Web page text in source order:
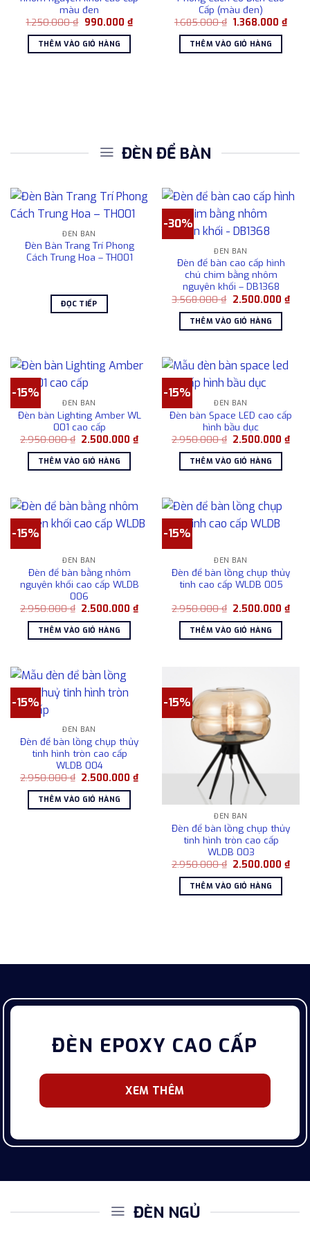
màu đen
1.250.000₫ Giá
là:
1.250.000 ₫.
990.000 ₫Giá
hiện
990.000 ₫.
THÊM VÀO GIỎ HÀNG
Cấp (màu đen)
1.685.000₫ Giá
là:
1.685.000 ₫.
1.368.000₫Giá
hiện
THÊM VÀO GIỎ HÀNG
ĐÈN ĐỂ BÀN
ĐÈN BÀN
Đèn Bàn Trang Trí Phong
Cách Trung Hoa – TH001
ĐỌC TIẾP
-30%
ĐÈN BÀN
Đèn để bàn cao cấp hình
chú chim bằng nhôm
nguyên khối – DB1368
3.568.000₫ Giá
là:
3.568.000 ₫.
2.500.000 ₫Giá
hiện
THÊM VÀO GIỎ HÀNG
-15%
ĐÈN BÀN
Đèn bàn Lighting Amber WL
001 cao cấp
2.950.000₫ Giá
là:
2.950.000 ₫.
2.500.000₫Giá
hiện
2.500.000 ₫.
THÊM VÀO GIỎ HÀNG
-15%
ĐÈN BÀN
Đèn bàn Space LED cao cấp
hình bầu dục
2.950.000₫ Giá
là:
2.950.000 ₫.
2.500.000₫Giá
hiện
THÊM VÀO GIỎ HÀNG
-15%
ĐÈN BÀN
Đèn để bàn bằng nhôm
nguyên khối cao cấp WLDB
006
2.950.000₫ Giá
là:
2.950.000 ₫.
2.500.000₫Giá
hiện
2.500.000 ₫.
THÊM VÀO GIỎ HÀNG
-15%
ĐÈN BÀN
Đèn để bàn lồng chụp thủy
tinh cao cấp WLDB 005
2.950.000₫ Giá
là:
2.950.000 ₫.
2.500.000₫Giá
hiện
THÊM VÀO GIỎ HÀNG
-15%
ĐÈN BÀN
Đèn để bàn lồng chụp thủy
tinh hình tròn cao cấp
WLDB 004
2.950.000₫ Giá
là:
2.950.000 ₫.
2.500.000₫Giá
THÊM VÀO GIỎ HÀNG
-15%
ĐÈN BÀN
Đèn để bàn lồng chụp thủy
tinh hình tròn cao cấp
WLDB 003
2.950.000₫ Giá
là:
2.950.000 ₫.
2.500.000₫Giá
hiện
THÊM VÀO GIỎ HÀNG
ĐÈN EPOXY CAO CẤP
XEM THÊM
ĐÈN NGỦ